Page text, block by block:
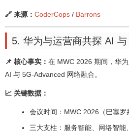
🔗 来源： CoderCops / Barrons
5. 华为与运营商共探 AI
📌 核心事实： 在 MWC 2026 期间，华
AI 与 5G-Advanced 网络融合。
📈 关键数据：
会议时间：MWC 2026（巴塞罗
三大支柱：服务智能、网络智能